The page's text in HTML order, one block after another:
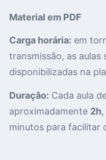
Material em PDF
Carga horária: em
transmissão, as aulas
disponibilizadas na
Duração: Cada aula
aproximadamente 2h
minutos para facilitar